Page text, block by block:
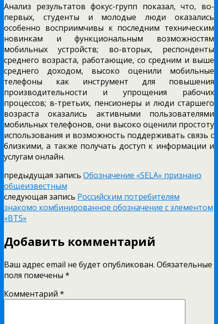
Анализ результатов фокус-групп показал, что, во-
первых, студенты и молодые люди оказались
особенно восприимчивы к последним техническим
новинкам и функциональным возможностям
мобильных устройств; во-вторых, респонденты
среднего возраста, работающие, со средним и выше
среднего доходом, высоко оценили мобильные
телефоны как инструмент для повышения
производительности и упрощения рабочих
процессов; в-третьих, пенсионеры и люди старшего
возраста оказались активными пользователями
мобильных телефонов, они высоко оценили простоту
использования и возможность поддерживать связь с
близкими, а также получать доступ к информации и
услугам онлайн.
предыдущая запись Обозначение «SELA» признано
общеизвестным
следующая запись Российским потребителям
знакомо комбинированное обозначение с элементом
«BTS»
Добавить комментарий
Ваш адрес email не будет опубликован. Обязательные
поля помечены *
Комментарий *